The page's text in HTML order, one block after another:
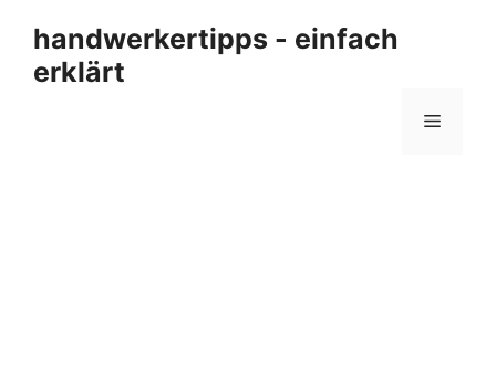
Inhalt
springen
handwerkertipps - einfach
erklärt
Menü